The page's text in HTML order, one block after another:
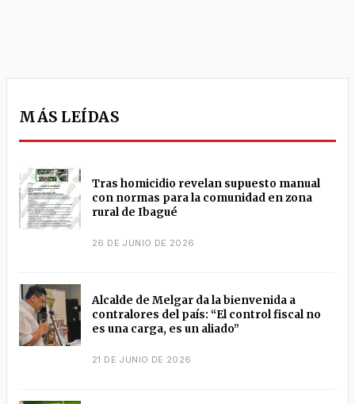
MÁS LEÍDAS
Tras homicidio revelan supuesto manual
con normas para la comunidad en zona
rural de Ibagué
26 DE JUNIO DE 2026
Alcalde de Melgar da la bienvenida a
contralores del país: “El control fiscal no
es una carga, es un aliado”
21 DE JUNIO DE 2026